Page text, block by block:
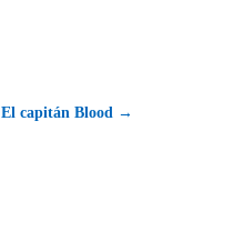
El capitán Blood →